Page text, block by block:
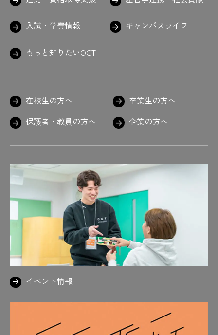
入試・学費情報 キャンパスライフ
もっと知りたいOCT
在校生の方へ
卒業生の方へ
保護者・教員の方へ
企業の方へ
イベント情報